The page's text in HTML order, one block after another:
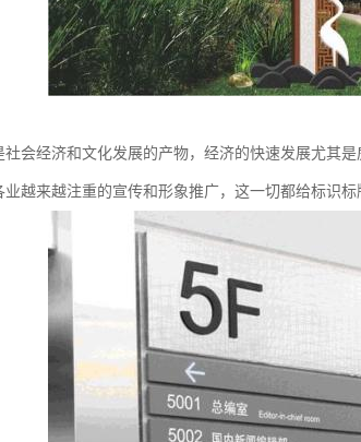
会经济和文化发展的产物，经济的快速发展尤其
越来越注重的宣传和形象推广，这一切都给标识标